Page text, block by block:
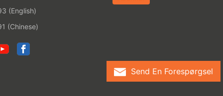
(English)
(Chinese)
Send En Forespørgsel